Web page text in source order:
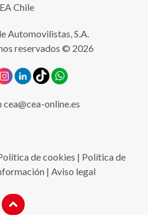
Chile
Automovilistas, S.A.
reservados © 2026
cea@cea-online.es
de cookies | Política de
| Aviso legal